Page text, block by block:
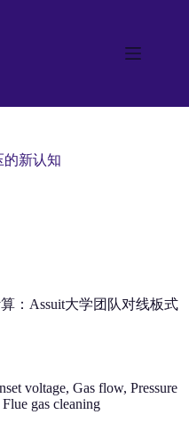
的新认知
：Assuit大学团队对线板式
voltage, Gas flow, Pressure
gas cleaning